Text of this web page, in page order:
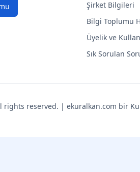
Şirket Bilgileri
Bilgi Toplumu
Üyelik ve
Sık Sorulan
rights reserved. | ekuralkan.com bir